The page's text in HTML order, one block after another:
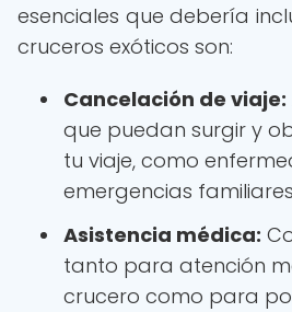
esenciales que debería
cruceros exóticos son:
Cancelación de viaje:
que puedan surgir y
tu viaje, como
emergencias
Asistencia médica:
tanto para atención
crucero como para